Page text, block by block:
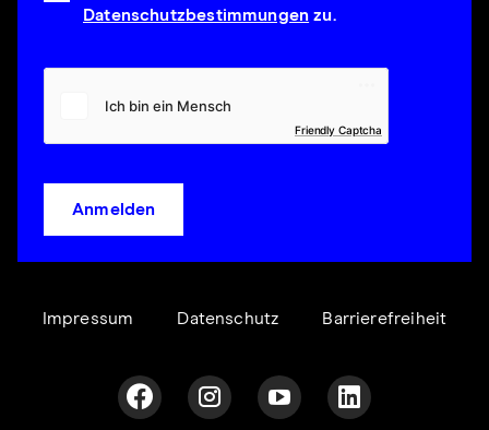
Datenschutzbestimmungen zu.
Friendly Captcha
Anmelden
Impressum Datenschutz Barrierefreiheit